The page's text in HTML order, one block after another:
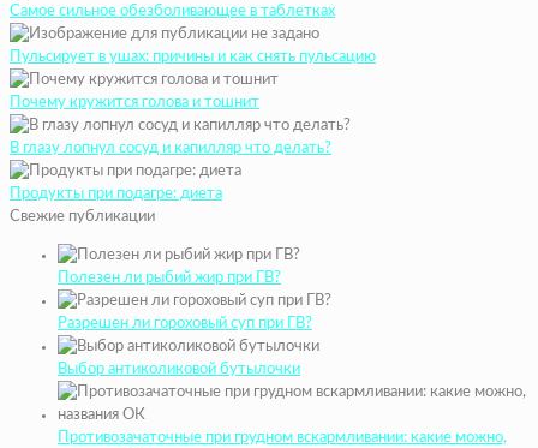
Самое сильное обезболивающее в таблетках
Пульсирует в ушах: причины и как снять пульсацию
Почему кружится голова и тошнит
В глазу лопнул сосуд и капилляр что делать?
Продукты при подагре: диета
Свежие публикации
Полезен ли рыбий жир при ГВ?
Разрешен ли гороховый суп при ГВ?
Выбор антиколиковой бутылочки
Противозачаточные при грудном вскармливании: какие можно,